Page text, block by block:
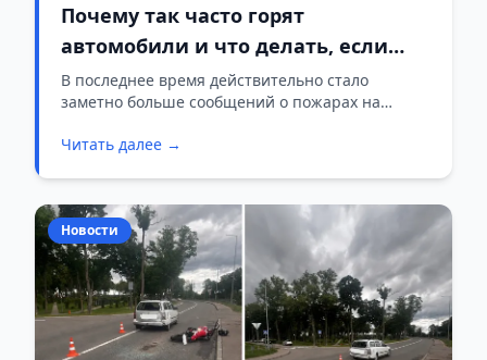
Почему так часто горят
автомобили и что делать, если
машина загорелась?
В последнее время действительно стало
заметно больше сообщений о пожарах на
Читать далее →
Новости